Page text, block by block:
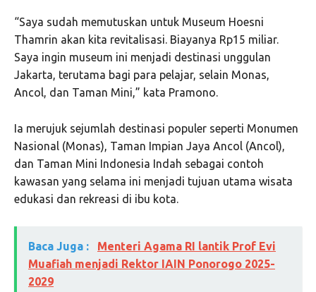
“Saya sudah memutuskan untuk Museum Hoesni
Thamrin akan kita revitalisasi. Biayanya Rp15 miliar.
Saya ingin museum ini menjadi destinasi unggulan
Jakarta, terutama bagi para pelajar, selain Monas,
Ancol, dan Taman Mini,” kata Pramono.
Ia merujuk sejumlah destinasi populer seperti Monumen
Nasional (Monas), Taman Impian Jaya Ancol (Ancol),
dan Taman Mini Indonesia Indah sebagai contoh
kawasan yang selama ini menjadi tujuan utama wisata
edukasi dan rekreasi di ibu kota.
Baca Juga :
Menteri Agama RI lantik Prof Evi
Muafiah menjadi Rektor IAIN Ponorogo 2025-
2029